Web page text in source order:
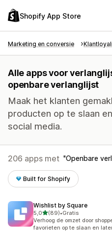
Shopify App Store
Marketing en conversie
Alle apps voor
openbare verlanglijst
Maak het klanten
producten op te slaan
social media.
206 apps met Openbare
Built for Shopify
Wishlist by Square
5,0van 5 sterren
(89)
89 recensies in totaal
•Gratis
Verhoog de omzet door
favorieten op te slaan en